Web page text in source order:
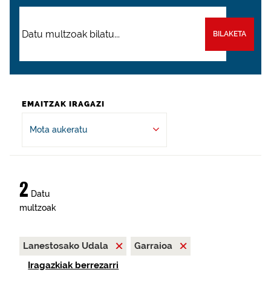
BILAKETA
EMAITZAK IRAGAZI
Mota aukeratu
2 Datu
multzoak
Lanestosako Udala
Garraioa
Iragazkiak berrezarri